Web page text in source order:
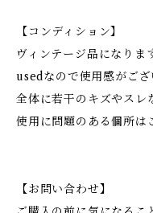
【コンディション】
ヴィンテージ品になりま
usedなので使用感がご
全体に若干のキズやスレ
使用に問題のある個所は
【お問い合わせ】